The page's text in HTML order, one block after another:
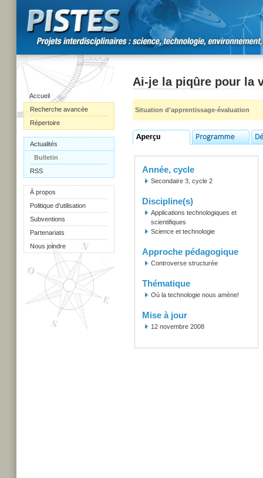
Accueil
Recherche avancée
Répertoire
Actualités
Bulletin
RSS
À propos
Politique d'utilisation
Subventions
Partenariats
Nous joindre
Ai-je la piqûre pour la
Situation d'apprentissage-évaluation
Année, cycle
Secondaire 3, cycle 2
Discipline(s)
Applications technologiques et
scientifiques
Science et technologie
Approche pédagogique
Controverse structurée
Thématique
Où la technologie nous amène!
Mise à jour
12 novembre 2008